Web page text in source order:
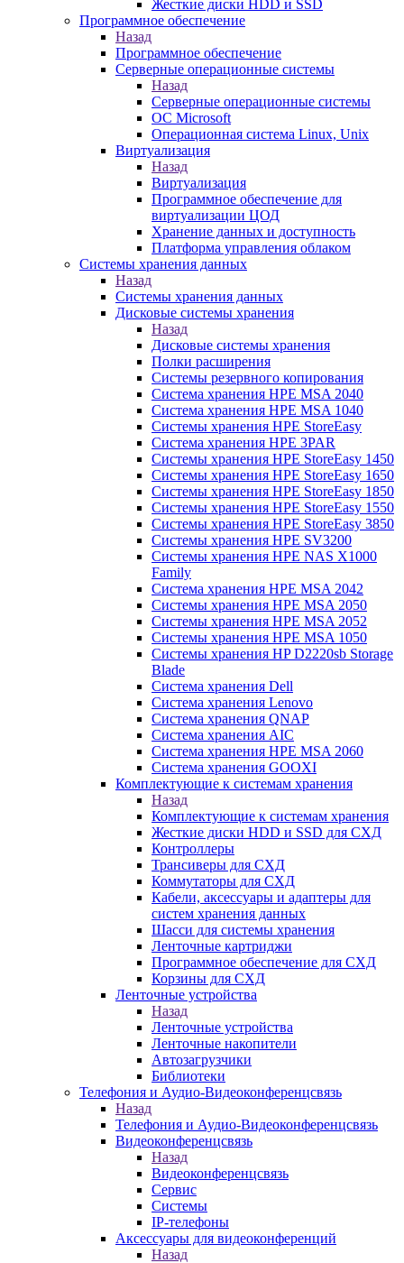
Жесткие диски HDD и SSD
Программное обеспечение
Назад
Программное обеспечение
Серверные операционные системы
Назад
Серверные операционные системы
ОС Microsoft
Операционная система Linux, Unix
Виртуализация
Назад
Виртуализация
Программное обеспечение для
виртуализации ЦОД
Хранение данных и доступность
Платформа управления облаком
Системы хранения данных
Назад
Системы хранения данных
Дисковые системы хранения
Назад
Дисковые системы хранения
Полки расширения
Системы резервного копирования
Система хранения HPE MSA 2040
Система хранения HPE MSA 1040
Системы хранения HPE StoreEasy
Система хранения HPE 3PAR
Системы хранения HPE StoreEasy 1450
Системы хранения HPE StoreEasy 1650
Системы хранения HPE StoreEasy 1850
Системы хранения HPE StoreEasy 1550
Системы хранения HPE StoreEasy 3850
Системы хранения HPE SV3200
Системы хранения HPE NAS X1000
Family
Система хранения HPE MSA 2042
Системы хранения HPE MSA 2050
Системы хранения HPE MSA 2052
Системы хранения HPE MSA 1050
Системы хранения HP D2220sb Storage
Blade
Система хранения Dell
Система хранения Lenovo
Система хранения QNAP
Система хранения AIC
Система хранения HPE MSA 2060
Система хранения GOOXI
Комплектующие к системам хранения
Назад
Комплектующие к системам хранения
Жесткие диски HDD и SSD для СХД
Контроллеры
Трансиверы для СХД
Коммутаторы для СХД
Кабели, аксессуары и адаптеры для
систем хранения данных
Шасси для системы хранения
Ленточные картриджи
Программное обеспечение для СХД
Корзины для СХД
Ленточные устройства
Назад
Ленточные устройства
Ленточные накопители
Автозагрузчики
Библиотеки
Телефония и Аудио-Видеоконференцсвязь
Назад
Телефония и Аудио-Видеоконференцсвязь
Видеоконференцсвязь
Назад
Видеоконференцсвязь
Сервис
Системы
IP-телефоны
Аксессуары для видеоконференций
Назад